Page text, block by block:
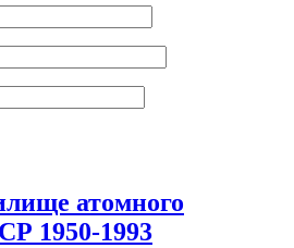
атомного
1950-1993